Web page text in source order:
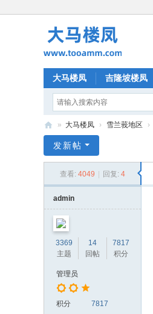
大马楼凤 吉隆坡楼凤
马
» 大马楼凤 › 雪兰莪地区 ›
发新帖
查看: 4049 回复: 4
admin
3369
主题
14
回帖
7817
积分
管理员
积分 7817